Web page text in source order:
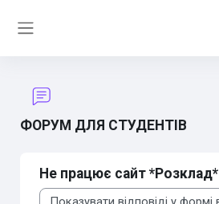
ФОРУМ ДЛЯ СТУДЕНТІВ
Не працює сайт *Розклад*
Тип показу